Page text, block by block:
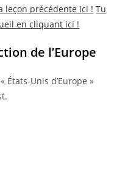
leçon précédente ici ! Tu
en cliquant ici !
de l’Europe
États-Unis d’Europe »